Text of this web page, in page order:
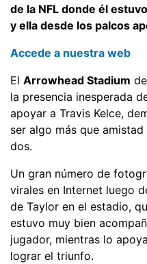
de la NFL donde él
y ella desde los palcos
Accede a nuestra web
El Arrowhead Stadium
la presencia inesperada
apoyar a Travis Kelce,
ser algo más que
dos.
Un gran número de
virales en Internet luego
de Taylor en el estadio,
estuvo muy bien
jugador, mientras lo
lograr el triunfo.